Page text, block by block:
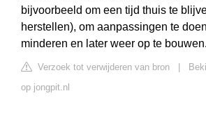
bijvoorbeeld om een tijd thuis te
herstellen), om aanpassingen te
minderen en later weer op te bouwen.
Verzoek tot verwijderen van bron
op jongpit.nl